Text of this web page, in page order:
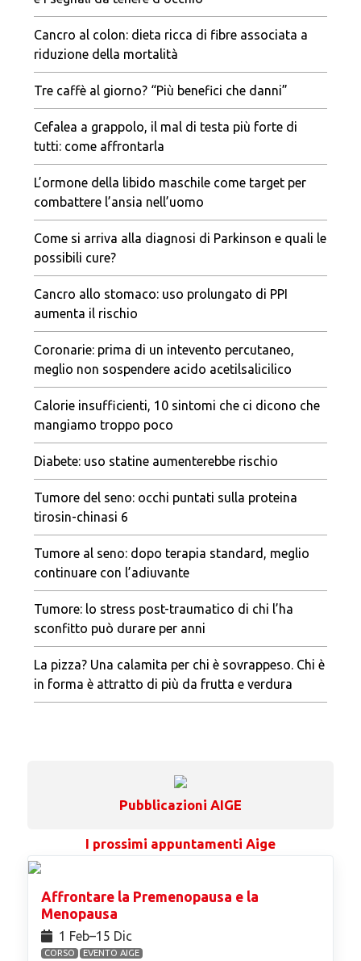
Cancro al colon: dieta ricca di fibre associata a
riduzione della mortalità
Tre caffè al giorno? “Più benefici che danni”
Cefalea a grappolo, il mal di testa più forte di
tutti: come affrontarla
L’ormone della libido maschile come target per
combattere l’ansia nell’uomo
Come si arriva alla diagnosi di Parkinson e quali le
possibili cure?
Cancro allo stomaco: uso prolungato di PPI
aumenta il rischio
Coronarie: prima di un intevento percutaneo,
meglio non sospendere acido acetilsalicilico
Calorie insufficienti, 10 sintomi che ci dicono che
mangiamo troppo poco
Diabete: uso statine aumenterebbe rischio
Tumore del seno: occhi puntati sulla proteina
tirosin-chinasi 6
Tumore al seno: dopo terapia standard, meglio
continuare con l’adiuvante
Tumore: lo stress post-traumatico di chi l’ha
sconfitto può durare per anni
La pizza? Una calamita per chi è sovrappeso. Chi è
in forma è attratto di più da frutta e verdura
Pubblicazioni AIGE
I prossimi appuntamenti Aige
Affrontare la Premenopausa e la
Menopausa
1 Feb⁠–15 Dic
CORSO EVENTO AIGE